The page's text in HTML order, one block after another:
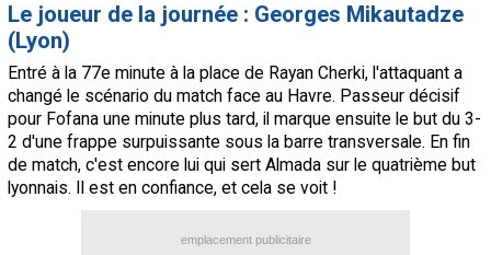
Le joueur de la journée : Georges Mikautadze
(Lyon)
Entré à la 77e minute à la place de Rayan Cherki, l'attaquant a
changé le scénario du match face au Havre. Passeur décisif
pour Fofana une minute plus tard, il marque ensuite le but du 3-
2 d'une frappe surpuissante sous la barre transversale. En fin
de match, c'est encore lui qui sert Almada sur le quatrième but
lyonnais. Il est en confiance, et cela se voit !
emplacement publicitaire